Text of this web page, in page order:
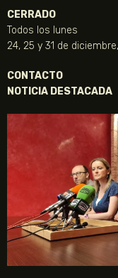
CERRADO
Todos los lunes
24, 25 y 31 de
CONTACTO
NOTICIA DESTACADA